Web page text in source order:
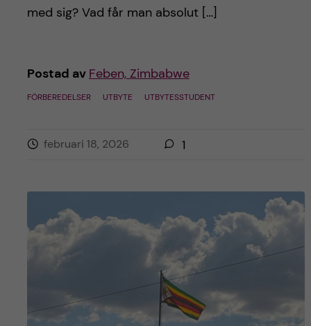
med sig? Vad får man absolut […]
Postad av Feben, Zimbabwe
FÖRBEREDELSER UTBYTE UTBYTESSTUDENT
februari 18, 2026 1